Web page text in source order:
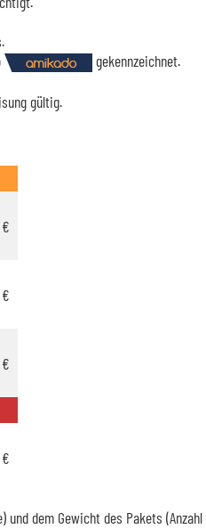
gekennzeichnet.
gültig.
dem Gewicht des Pakets